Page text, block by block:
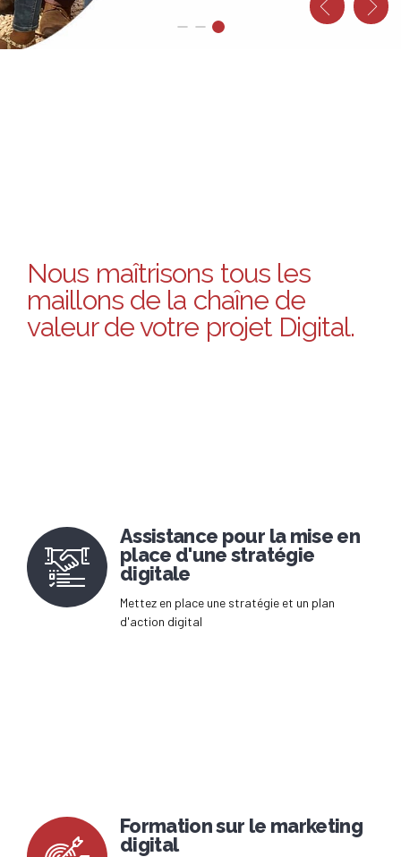
Nous maîtrisons tous les
maillons de la chaîne de
valeur de votre projet Digital.
Assistance pour la mise en
place d'une stratégie
digitale
Mettez en place une stratégie et un plan
d'action digital
Formation sur le marketing
digital